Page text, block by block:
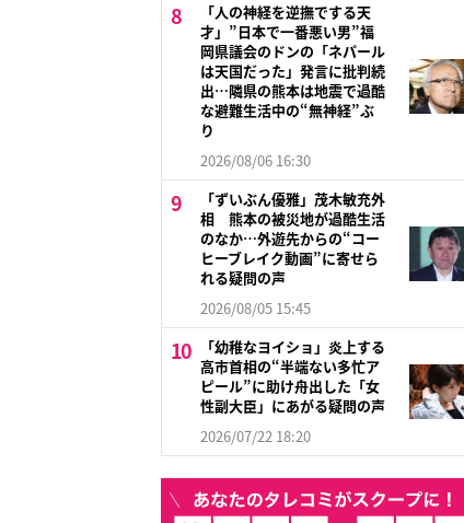
「人の神経を逆撫でする天
才」”日本で一番悪い男”福
岡県議会のドンの「ネパール
は天国だった」発言に批判続
出…隣県の熊本は地震で過酷
な避難生活中の“無神経”ぶ
り
2026/08/06 16:30
「ずいぶん優雅」茂木敏充外
相 熊本の被災地が過酷生活
のなか…外遊先からの“コー
ヒーブレイク動画”に寄せら
れる疑問の声
2026/08/05 15:45
「幼稚なヨイショ」炎上する
高市首相の“半端ない多忙ア
ピール”に助け舟出した「女
性副大臣」にあがる疑問の声
2026/07/22 18:20